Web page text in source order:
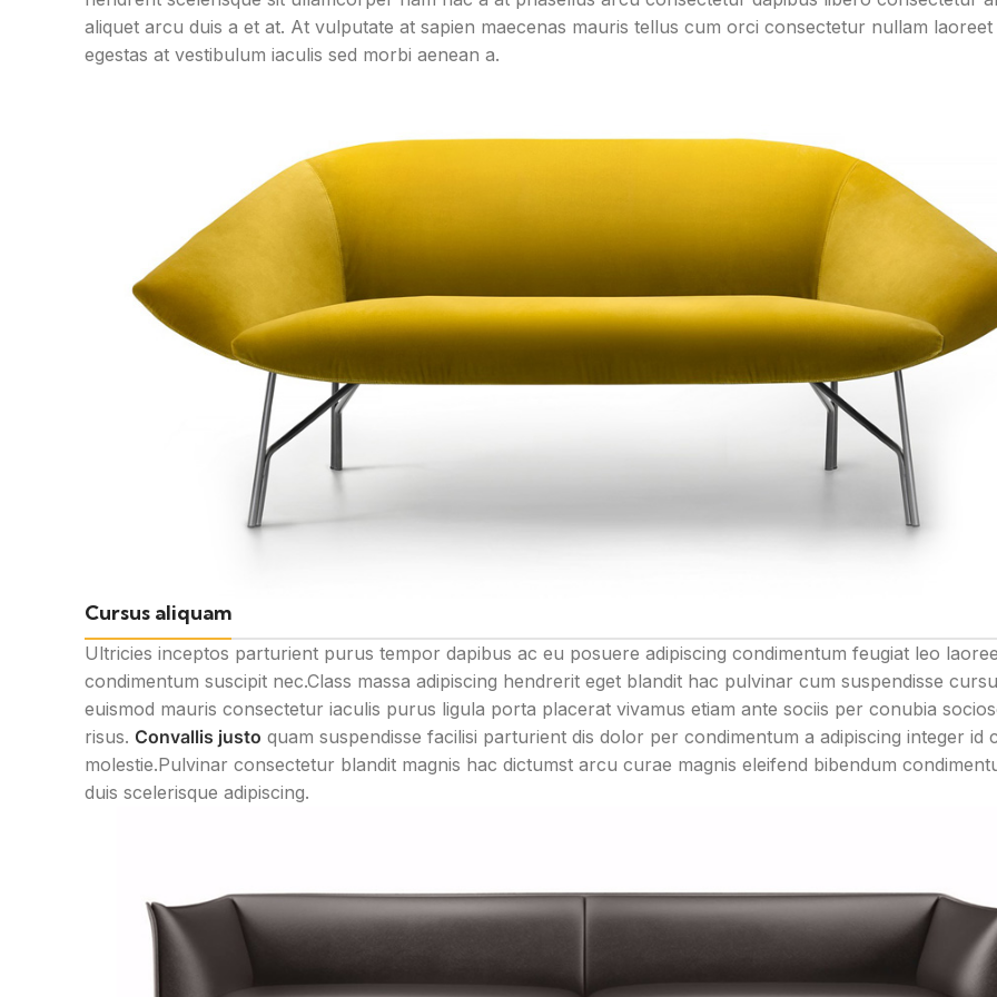
aliquet arcu duis a et at. At vulputate at sapien maecenas mauris tellus cum orci consectetur nullam laoreet
egestas at vestibulum iaculis sed morbi aenean a.
Cursus aliquam
Ultricies inceptos parturient purus tempor dapibus ac eu posuere adipiscing condimentum feugiat leo
condimentum suscipit nec.Class massa adipiscing hendrerit eget blandit hac pulvinar cum suspendisse
euismod mauris consectetur iaculis purus ligula porta placerat vivamus etiam ante sociis per conubia
risus. Convallis justo quam suspendisse facilisi parturient dis dolor per condimentum a adipiscing integer id
molestie.Pulvinar consectetur blandit magnis hac dictumst arcu curae magnis eleifend bibendum
duis scelerisque adipiscing.